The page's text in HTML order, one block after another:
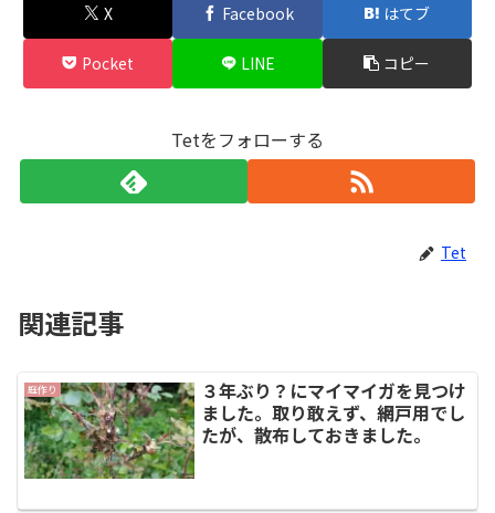
X Facebook はてブ
Pocket LINE コピー
Tetをフォローする
Tet
関連記事
庭作り
３年ぶり？にマイマイガを見つけ
ました。取り敢えず、網戸用でし
たが、散布しておきました。